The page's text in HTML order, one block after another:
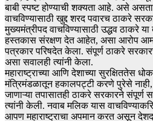
बाबी स्पष्ट होण्याची शक्यता आहे. असे
वाचविण्यासाठी खुद्द शरद पवारच ठाकरे
मुख्यमंत्रीपद वाचविण्यासाठी उद्धव ठाकरे
हस्तकास संरक्षण देत आहेत, असा आरोप
पत्रकार परिषदेत केला. संपूर्ण ठाकरे
असा सवालही त्यांनी केला.
महाराष्ट्राच्या आणि देशाच्या सुरक्षिततेस
मंत्रिमंडळातून हकालपट्टी करणे पुरेसे
जाणाऱ्या तपासातही ठाकरे सरकारने संपूर्ण
त्यांनी केली. नवाब मलिक यास
आपण महाराष्ट्राचा अपमान करत असून